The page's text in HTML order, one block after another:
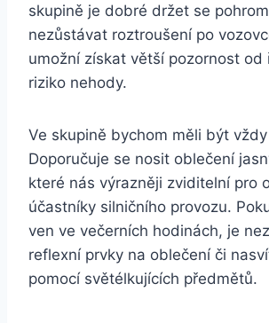
skupině je dobré držet se
nezůstávat roztroušení po
umožní získat větší pozornost od
riziko nehody.
Ve skupině bychom měli být
Doporučuje se nosit oblečení
které nás výrazněji zviditelní pro
účastníky silničního provozu.
ven ve večerních hodinách, je
reflexní prvky na oblečení či
pomocí světélkujících předmětů.